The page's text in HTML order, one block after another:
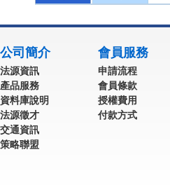
公司簡介
法源資訊
產品服務
資料庫說明
法源徵才
交通資訊
策略聯盟
會員服務
申請流程
會員條款
授權費用
付款方式